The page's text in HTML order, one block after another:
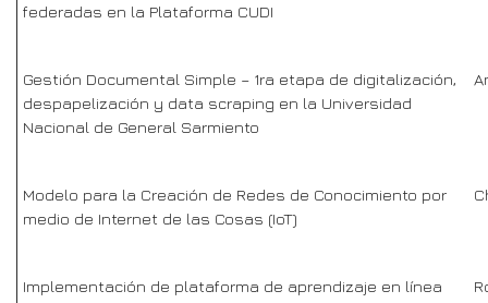
federadas en la Plataforma CUDI
Gestión Documental Simple – 1ra etapa de digitalización,
despapelización y data scraping en la Universidad
Nacional de General Sarmiento
Modelo para la Creación de Redes de Conocimiento por
medio de Internet de las Cosas (IoT)
Implementación de plataforma de aprendizaje en línea